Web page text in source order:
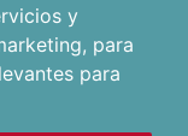
y
, para
para